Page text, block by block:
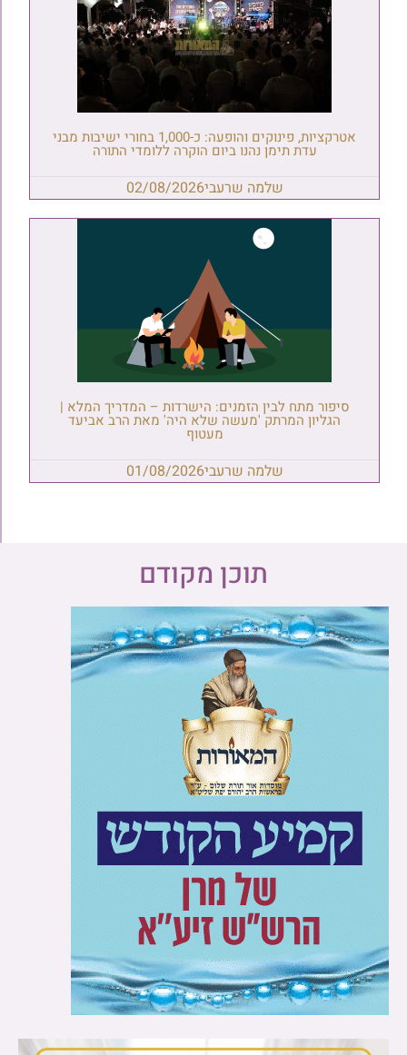
אטרקציות, פינוקים והופעה: כ-1,000 בחורי ישיבות מבני
עדת תימן נהנו ביום הוקרה ללומדי התורה
שלמה שרעבי02/08/2026
סיפור מתח לבין הזמנים: הישרדות – המדריך המלא |
הגליון המרתק 'מעשה שלא היה' מאת הרב אביעד
מעטוף
שלמה שרעבי01/08/2026
תוכן מקודם